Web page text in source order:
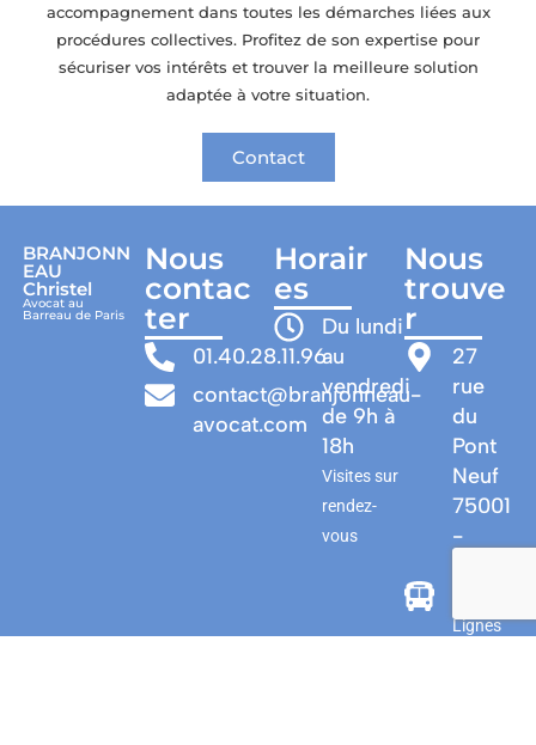
accompagnement dans toutes les démarches liées aux
procédures collectives. Profitez de son expertise pour
sécuriser vos intérêts et trouver la meilleure solution
adaptée à votre situation.
Contact
BRANJONN
EAU
Christel
Avocat au
Barreau de Paris
Nous
contac
ter
01.40.28.11.96
contact@branjonneau-
avocat.com
Horair
es
Du lundi
au
vendredi
de 9h à
18h
Visites sur
rendez-
vous
Nous
trouve
r
27
rue
du
Pont
Neuf
75001
-
Lignes